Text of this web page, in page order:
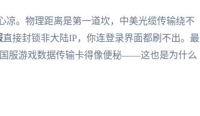
凉。物理距离是第一道坎，中美光缆传输绕不
直接封锁非大陆IP，你连登录界面都刷不出。最
服游戏数据传输卡得像便秘——这也是为什么